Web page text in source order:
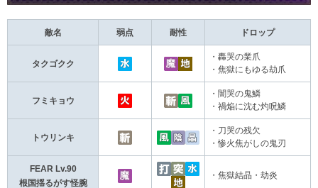
敵名 弱点 耐性 ドロップ
タクゴクク
・轟哭の業爪
・焦獄にもゆる劫爪
フミキョウ
・闇哭の鬼鱗
・禍焔に沈む灼呪鱗
トウリンキ
・刀哭の残欠
・惨火焦がしの鬼刃
FEAR Lv.90
根国揺るがす怪腕
・焦獄結晶・劫炎